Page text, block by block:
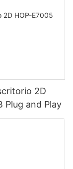
2D
Plug and Play